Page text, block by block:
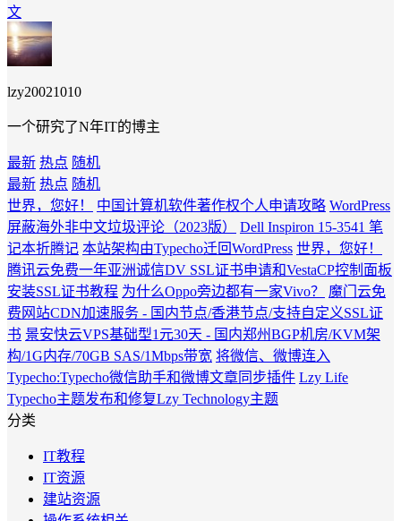
文
lzy20021010
一个研究了N年IT的博主
最新 热点 随机
最新 热点 随机
世界，您好！
中国计算机软件著作权个人申请攻略 WordPress
屏蔽海外非中文垃圾评论（2023版）
Dell Inspiron 15-3541 笔
记本折腾记 本站架构由Typecho迁回WordPress 世界，您好！
腾讯云免费一年亚洲诚信DV SSL证书申请和VestaCP控制面板
安装SSL证书教程 为什么Oppo旁边都有一家Vivo？
魔门云免
费网站CDN加速服务 - 国内节点/香港节点/支持自定义SSL证
书 景安快云VPS基础型1元30天 - 国内郑州BGP机房/KVM架
构/1G内存/70GB SAS/1Mbps带宽 将微信、微博连入
Typecho:Typecho微信助手和微博文章同步插件 Lzy Life
Typecho主题发布和修复Lzy Technology主题
分类
IT教程
IT资源
建站资源